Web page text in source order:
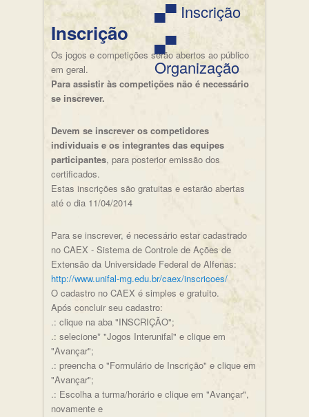
▄▀ Inscrição
▄▀
Organização
Inscrição
Os jogos e competições serão abertos ao público
em geral.
Para assistir às competições não é necessário
se inscrever.
Devem se inscrever os competidores
individuais e os integrantes das equipes
participantes, para posterior emissão dos
certificados.
Estas inscrições são gratuitas e estarão abertas
até o dia 11/04/2014
Para se inscrever, é necessário estar cadastrado
no CAEX - Sistema de Controle de Ações de
Extensão da Universidade Federal de Alfenas:
http://www.unifal-mg.edu.br/caex/inscricoes/
O cadastro no CAEX é simples e gratuito.
Após concluir seu cadastro:
.: clique na aba "INSCRIÇÃO";
.: selecione* "Jogos Interunifal" e clique em
"Avançar";
.: preencha o "Formulário de Inscrição" e clique em
"Avançar";
.: Escolha a turma/horário e clique em "Avançar",
novamente e